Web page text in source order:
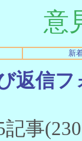
意
新
返信
事